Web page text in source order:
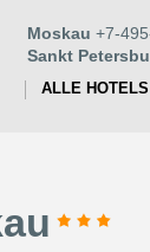
Moskau +7-
Sankt
ALLE HOTELS